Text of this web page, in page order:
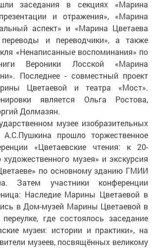
заседания в секциях «Марина
и отражения», «Марина
аспект» и «Марина Цветаева
и переводчики», а также
«Ненаписанные воспоминания» по
Вероники Лосской «Марина
Последнее - совместный проект
Цветаевой и театра «Мост».
является Ольга Ростова,
Долмазян.
музее изобразительных
А.С.Пушкина прошло торжественное
«Цветаевские чтения: к 20-
музея» и экскурсия
по основному зданию ГМИИ
Затем участники конференции
Наследие Марины Цветаевой в
в Дом-музей Марины Цветаевой в
где состоялось заседание
музеи: истории и практики», на
музеев, посвящённых великому